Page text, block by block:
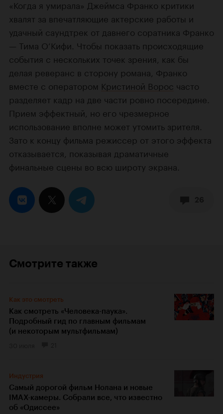
«Когда я умирала» Джеймса Франко критики
хвалят за впечатляющие актерские работы и
удачный саундтрек от давнего соратника Франко
— Тима О’Кифи. Чтобы показать происходящие
события с нескольких точек зрения, как бы
делая реверанс в сторону романа, Франко
вместе с оператором Кристиной Ворос часто
разделяет кадр на две части ровно посередине.
Прием эффектный, но его чрезмерное
использование вполне может утомить зрителя.
Зато к концу фильма режиссер от этого эффекта
отказывается, показывая драматичные
финальные сцены во всю широту экрана.
Смотрите также
Как это смотреть
Как смотреть «Человека-паука».
Подробный гид по главным фильмам
(и некоторым мультфильмам)
Индустрия
Самый дорогой фильм Нолана и новые
IMAX-камеры. Собрали все, что известно
об «Одиссее»